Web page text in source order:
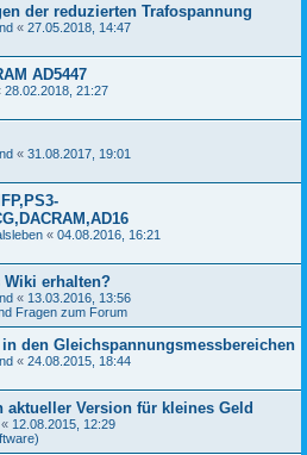
der reduzierten Trafospannung
« 27.05.2018, 14:47
AD5447
28.02.2018, 21:27
« 31.08.2017, 19:01
« 04.08.2016, 16:21
erhalten?
« 13.03.2016, 13:56
Fragen zum Forum
den Gleichspannungsmessbereichen
« 24.08.2015, 18:44
aktueller Version für kleines Geld
« 12.08.2015, 12:29